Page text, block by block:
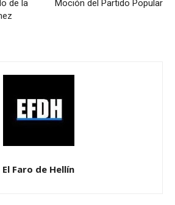
de la
Moción del Partido Popular
El Faro de Hellín